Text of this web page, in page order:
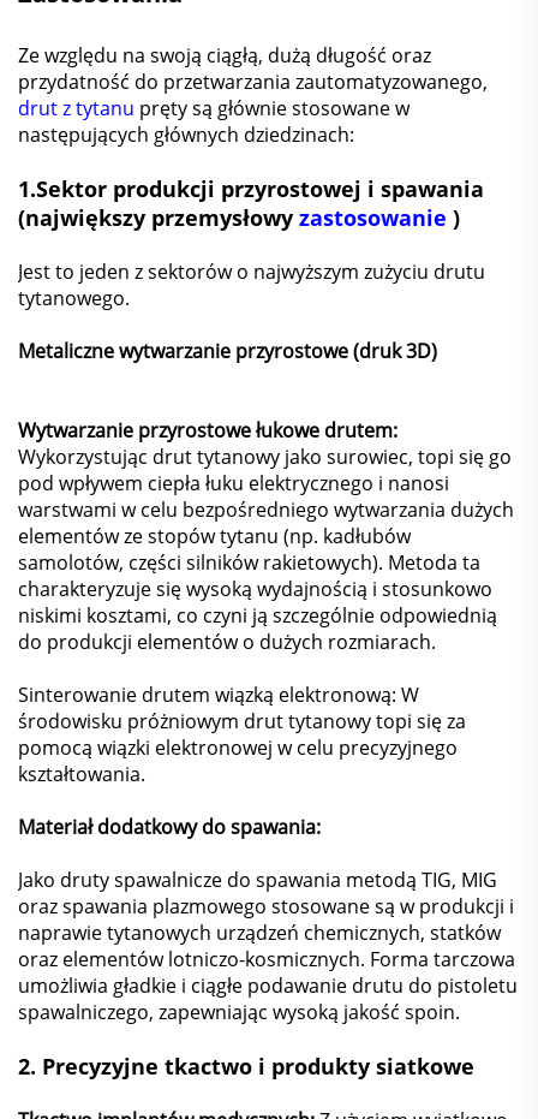
Ze względu na swoją ciągłą, dużą długość oraz
przydatność do przetwarzania zautomatyzowanego,
drut z tytanu pręty są głównie stosowane w
następujących głównych dziedzinach:
1.Sektor produkcji przyrostowej i spawania
(największy przemysłowy zastosowanie )
Jest to jeden z sektorów o najwyższym zużyciu drutu
tytanowego.
Metaliczne wytwarzanie przyrostowe (druk 3D)
Wytwarzanie przyrostowe łukowe drutem:
Wykorzystując drut tytanowy jako surowiec, topi się go
pod wpływem ciepła łuku elektrycznego i nanosi
warstwami w celu bezpośredniego wytwarzania dużych
elementów ze stopów tytanu (np. kadłubów
samolotów, części silników rakietowych). Metoda ta
charakteryzuje się wysoką wydajnością i stosunkowo
niskimi kosztami, co czyni ją szczególnie odpowiednią
do produkcji elementów o dużych rozmiarach.
Sinterowanie drutem wiązką elektronową: W
środowisku próżniowym drut tytanowy topi się za
pomocą wiązki elektronowej w celu precyzyjnego
kształtowania.
Materiał dodatkowy do spawania:
Jako druty spawalnicze do spawania metodą TIG, MIG
oraz spawania plazmowego stosowane są w produkcji i
naprawie tytanowych urządzeń chemicznych, statków
oraz elementów lotniczo-kosmicznych. Forma tarczowa
umożliwia gładkie i ciągłe podawanie drutu do pistoletu
spawalniczego, zapewniając wysoką jakość spoin.
2. Precyzyjne tkactwo i produkty siatkowe